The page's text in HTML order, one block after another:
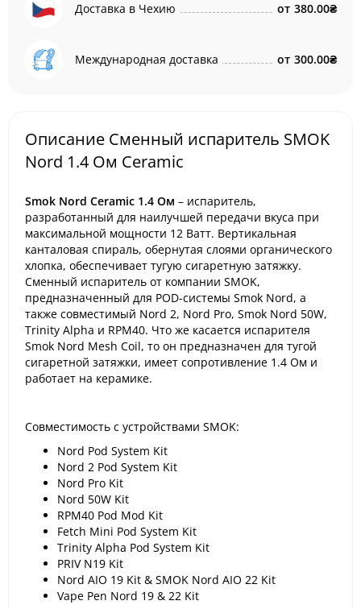
Доставка в Чехию от 380.00₴
Международная доставка от 300.00₴
Описание Сменный испаритель SMOK
Nord 1.4 Ом Ceramic
Smok Nord Ceramic 1.4 Ом – испаритель,
разработанный для наилучшей передачи вкуса при
максимальной мощности 12 Ватт. Вертикальная
канталовая спираль, обернутая слоями органического
хлопка, обеспечивает тугую сигаретную затяжку.
Сменный испаритель от компании SMOK,
предназначенный для POD-системы Smok Nord, а
также совместимый Nord 2, Nord Pro, Smok Nord 50W,
Trinity Alpha и RPM40. Что же касается испарителя
Smok Nord Mesh Coil, то он предназначен для тугой
сигаретной затяжки, имеет сопротивление 1.4 Ом и
работает на керамике.
Совместимость с устройствами SMOK:
Nord Pod System Kit
Nord 2 Pod System Kit
Nord Pro Kit
Nord 50W Kit
RPM40 Pod Mod Kit
Fetch Mini Pod System Kit
Trinity Alpha Pod System Kit
PRIV N19 Kit
Nord AIO 19 Kit & SMOK Nord AIO 22 Kit
Vape Pen Nord 19 & 22 Kit